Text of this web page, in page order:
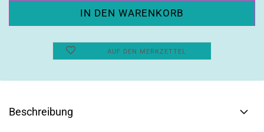
AUF DEN MERKZETTEL
Beschreibung